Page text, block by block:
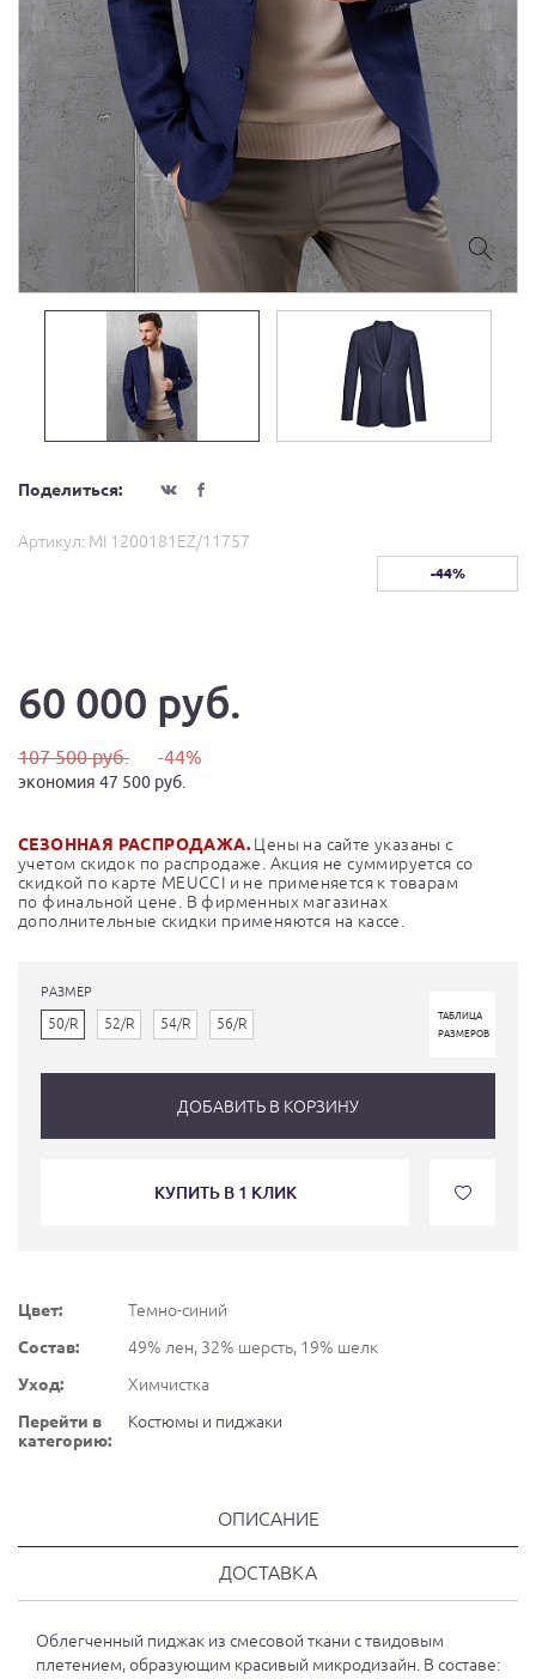
Поделиться:
Артикул: MI 1200181EZ/11757
-44%
60 000 руб.
107 500 руб. -44%
экономия 47 500 руб.
СЕЗОННАЯ РАСПРОДАЖА. Цены на сайте указаны с
учетом скидок по распродаже. Акция не суммируется со
скидкой по карте MEUCCI и не применяется к товарам
по финальной цене. В фирменных магазинах
дополнительные скидки применяются на кассе.
РАЗМЕР
50/R 52/R 54/R 56/R
ТАБЛИЦА
РАЗМЕРОВ
ДОБАВИТЬ В КОРЗИНУ
КУПИТЬ В 1 КЛИК
Цвет:
Темно-синий
Состав:
49% лен, 32% шерсть, 19% шелк
Уход:
Химчистка
Перейти в
категорию:
Костюмы и пиджаки
ОПИСАНИЕ
ДОСТАВКА
Облегченный пиджак из смесовой ткани с твидовым
плетением, образующим красивый микродизайн. В составе: